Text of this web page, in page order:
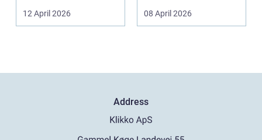
belægningen en helt
centra...
12 April 2026
mærke til i hverdage...
08 April 2026
Address